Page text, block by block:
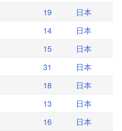
19
日本
14
日本
15
日本
31
日本
18
日本
13
日本
16 日本